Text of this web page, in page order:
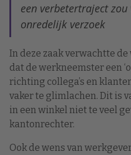
een verbetertraject zou
onredelijk verzoek
In deze zaak verwachtte
dat de werkneemster een
richting collega’s en
vaker te glimlachen. Dit is
in een winkel niet te veel
kantonrechter.
Ook de wens van